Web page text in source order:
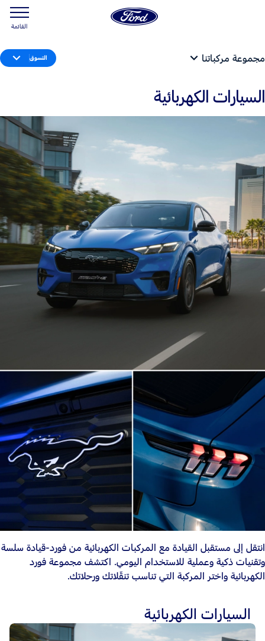
القائمة
مجموعة مركباتنا التسوق
السيارات الكهربائية
انتقل إلى مستقبل القيادة مع المركبات الكهربائية من فورد-قيادة سلسة
وتقنيات ذكية وعملية للاستخدام اليومي. اكتشف مجموعة فورد
الكهربائية واختر المركبة التي تناسب تنقّلاتك ورحلاتك.
السيارات الكهربائية